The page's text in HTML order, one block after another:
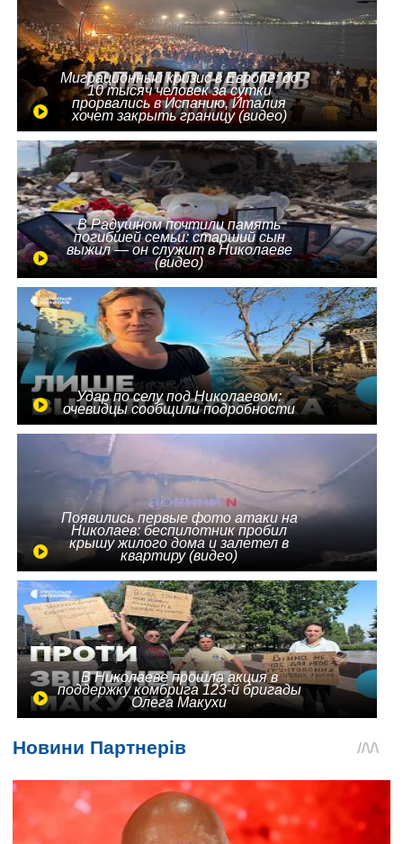
Миграционный кризис в Европе: до
10 тысяч человек за сутки
прорвались в Испанию, Италия
хочет закрыть границу (видео)
В Радушном почтили память
погибшей семьи: старший сын
выжил — он служит в Николаеве
(видео)
Удар по селу под Николаевом:
очевидцы сообщили подробности
Появились первые фото атаки на
Николаев: беспилотник пробил
крышу жилого дома и залетел в
квартиру (видео)
В Николаеве прошла акция в
поддержку комбрига 123-й бригады
Олега Макухи